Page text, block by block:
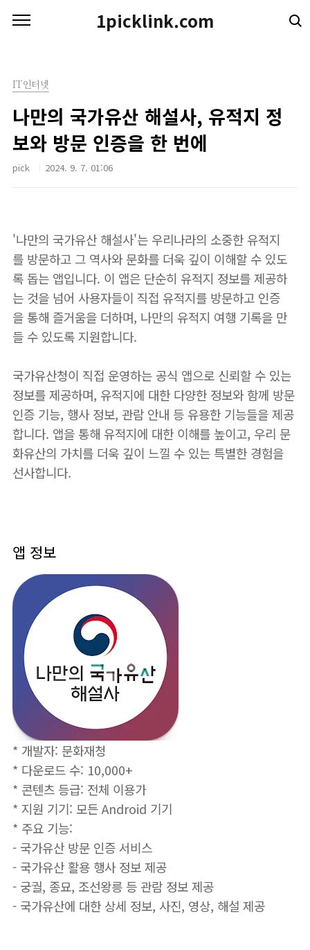
1picklink.com
IT인터넷
나만의 국가유산 해설사, 유적지 정
보와 방문 인증을 한 번에
pick 2024. 9. 7. 01:06
'나만의 국가유산 해설사'는 우리나라의 소중한 유적지
를 방문하고 그 역사와 문화를 더욱 깊이 이해할 수 있도
록 돕는 앱입니다. 이 앱은 단순히 유적지 정보를 제공하
는 것을 넘어 사용자들이 직접 유적지를 방문하고 인증
을 통해 즐거움을 더하며, 나만의 유적지 여행 기록을 만
들 수 있도록 지원합니다.
국가유산청이 직접 운영하는 공식 앱으로 신뢰할 수 있는
정보를 제공하며, 유적지에 대한 다양한 정보와 함께 방문
인증 기능, 행사 정보, 관람 안내 등 유용한 기능들을 제공
합니다. 앱을 통해 유적지에 대한 이해를 높이고, 우리 문
화유산의 가치를 더욱 깊이 느낄 수 있는 특별한 경험을
선사합니다.
앱 정보
* 개발자: 문화재청
* 다운로드 수: 10,000+
* 콘텐츠 등급: 전체 이용가
* 지원 기기: 모든 Android 기기
* 주요 기능:
- 국가유산 방문 인증 서비스
- 국가유산 활용 행사 정보 제공
- 궁궐, 종묘, 조선왕릉 등 관람 정보 제공
- 국가유산에 대한 상세 정보, 사진, 영상, 해설 제공